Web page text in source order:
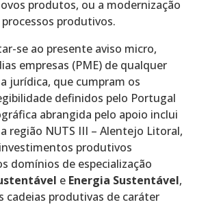
produtos, ou a modernização
produtivos.
se ao presente aviso micro,
empresas (PME) de qualquer
jurídica, que cumpram os
definidos pelo Portugal
abrangida pelo apoio inclui
região NUTS III – Alentejo Litoral,
produtivos
domínios de especialização
e Energia Sustentável,
cadeias produtivas de caráter